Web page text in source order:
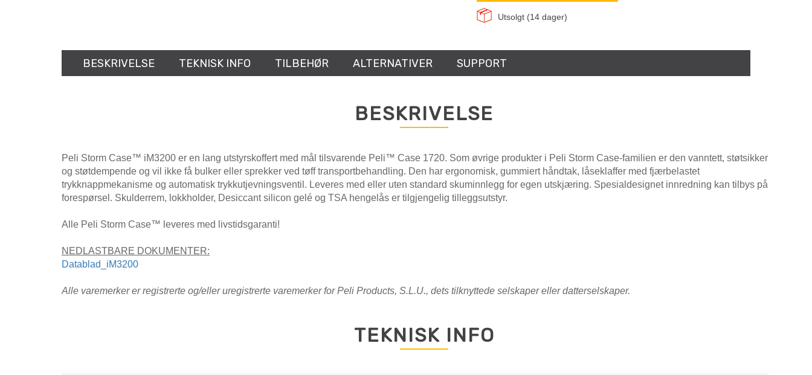
Utsolgt (14 dager)
BESKRIVELSE TEKNISK INFO TILBEHØR ALTERNATIVER SUPPORT
BESKRIVELSE
Peli Storm Case™ iM3200 er en lang utstyrskoffert med mål tilsvarende Peli™ Case 1720. Som øvrige produkter i Peli Storm Case-familien er den vanntett, støtsikker
og støtdempende og vil ikke få bulker eller sprekker ved tøff transportbehandling. Den har ergonomisk, gummiert håndtak, låseklaffer med fjærbelastet
trykknappmekanisme og automatisk trykkutjevningsventil. Leveres med eller uten standard skuminnlegg for egen utskjæring. Spesialdesignet innredning kan tilbys på
forespørsel. Skulderrem, lokkholder, Desiccant silicon gelé og TSA hengelås er tilgjengelig tilleggsutstyr.
Alle Peli Storm Case™ leveres med livstidsgaranti!
NEDLASTBARE DOKUMENTER:
Datablad_iM3200
Alle varemerker er registrerte og/eller uregistrerte varemerker for Peli Products, S.L.U., dets tilknyttede selskaper eller datterselskaper.
TEKNISK INFO